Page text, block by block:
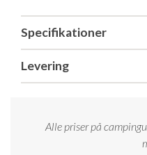
Specifikationer
Levering
Alle priser på